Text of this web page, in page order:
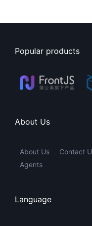
Popular products
About Us
About Us Contact
Agents
Language